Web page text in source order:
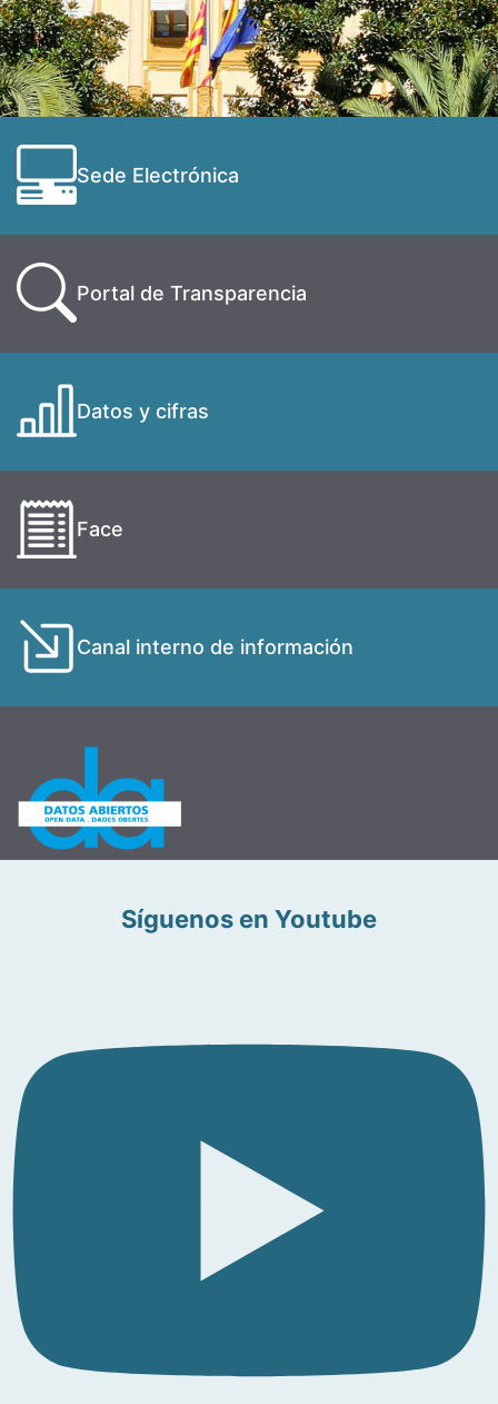
Sede Electrónica
Portal de Transparencia
Datos y cifras
Face
Canal interno de información
Síguenos en Youtube